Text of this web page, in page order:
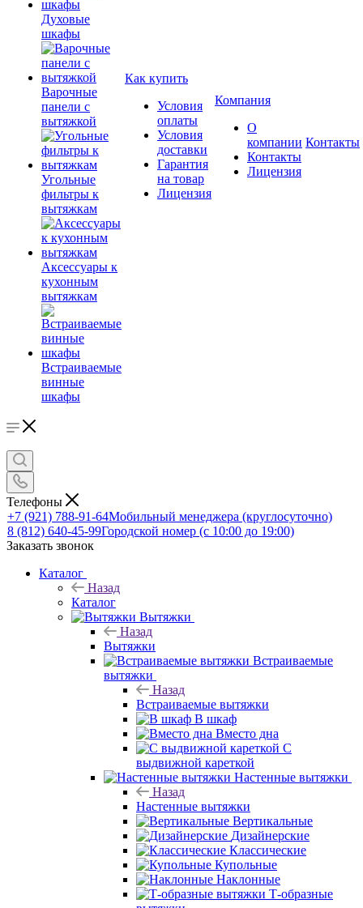
Духовые
шкафы
Варочные
панели с
вытяжкой
Угольные
фильтры к
вытяжкам
Аксессуары к
кухонным
вытяжкам
Встраиваемые
винные
шкафы
Как купить
Условия
оплаты
Условия
доставки
Гарантия
на товар
Лицензия
Компания
О
компании
Контакты
Лицензия
Контакты
Телефоны
+7 (921) 788-91-64Мобильный менеджера (круглосуточно)
8 (812) 640-45-99Городской номер (с 10:00 до 19:00)
Заказать звонок
Каталог
Назад
Каталог
Вытяжки
Назад
Вытяжки
Встраиваемые
вытяжки
Назад
Встраиваемые вытяжки
В шкаф
Вместо дна
С
выдвижной кареткой
Настенные вытяжки
Назад
Настенные вытяжки
Вертикальные
Дизайнерские
Классические
Купольные
Наклонные
Т-образные